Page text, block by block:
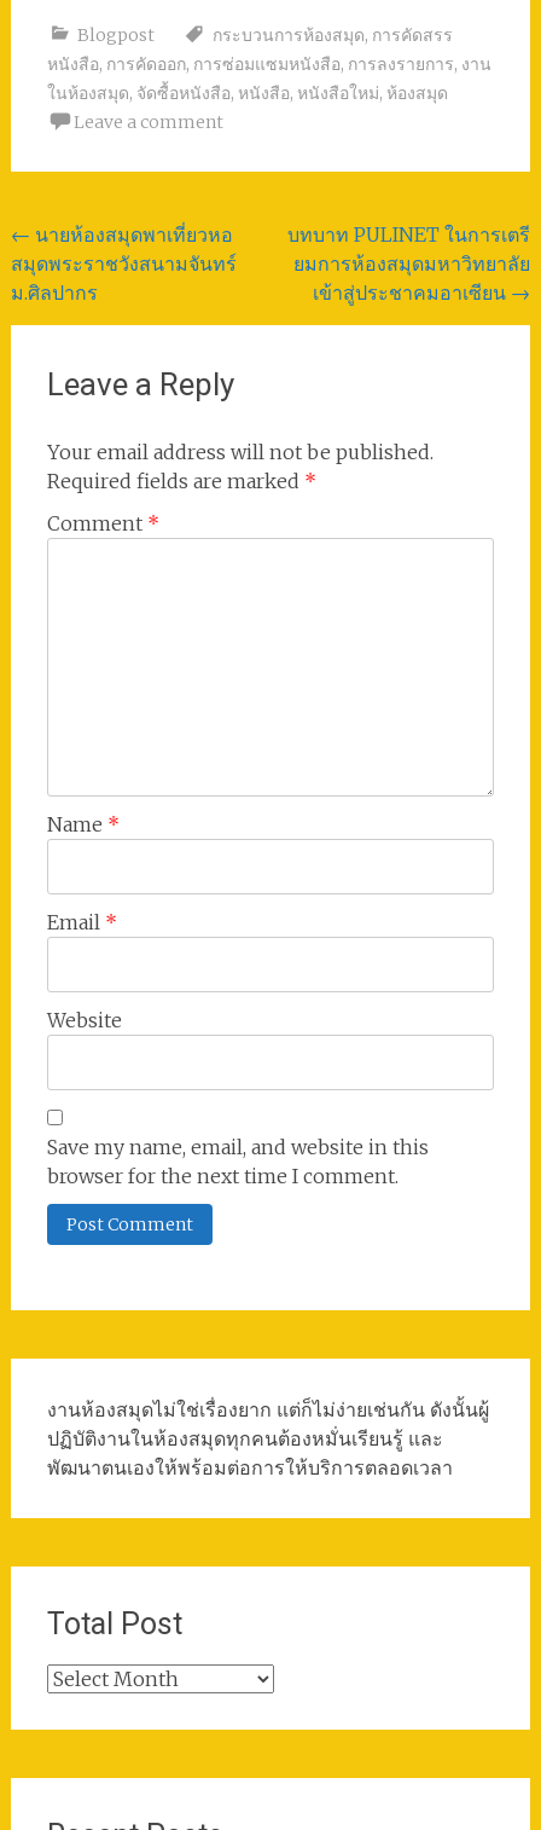
Blogpost กระบวนการห้องสมุด, การคัดสรร
หนังสือ, การคัดออก, การซ่อมแซมหนังสือ, การลงรายการ, งาน
ในห้องสมุด, จัดซื้อหนังสือ, หนังสือ, หนังสือใหม่, ห้องสมุด
Leave a comment
Post
navigation
← นายห้องสมุดพาเที่ยวหอ
สมุดพระราชวังสนามจันทร์
ม.ศิลปากร
บทบาท PULINET ในการเตรี
ยมการห้องสมุดมหาวิทยาลัย
เข้าสู่ประชาคมอาเซียน →
Leave a Reply
Your email address will not be published.
Required fields are marked *
Comment *
Name *
Email *
Website
Save my name, email, and website in this
browser for the next time I comment.
งานห้องสมุดไม่ใช่เรื่องยาก แต่ก็ไม่ง่ายเช่นกัน ดังนั้นผู้
ปฏิบัติงานในห้องสมุดทุกคนต้องหมั่นเรียนรู้ และ
พัฒนาตนเองให้พร้อมต่อการให้บริการตลอดเวลา
Total Post
Total